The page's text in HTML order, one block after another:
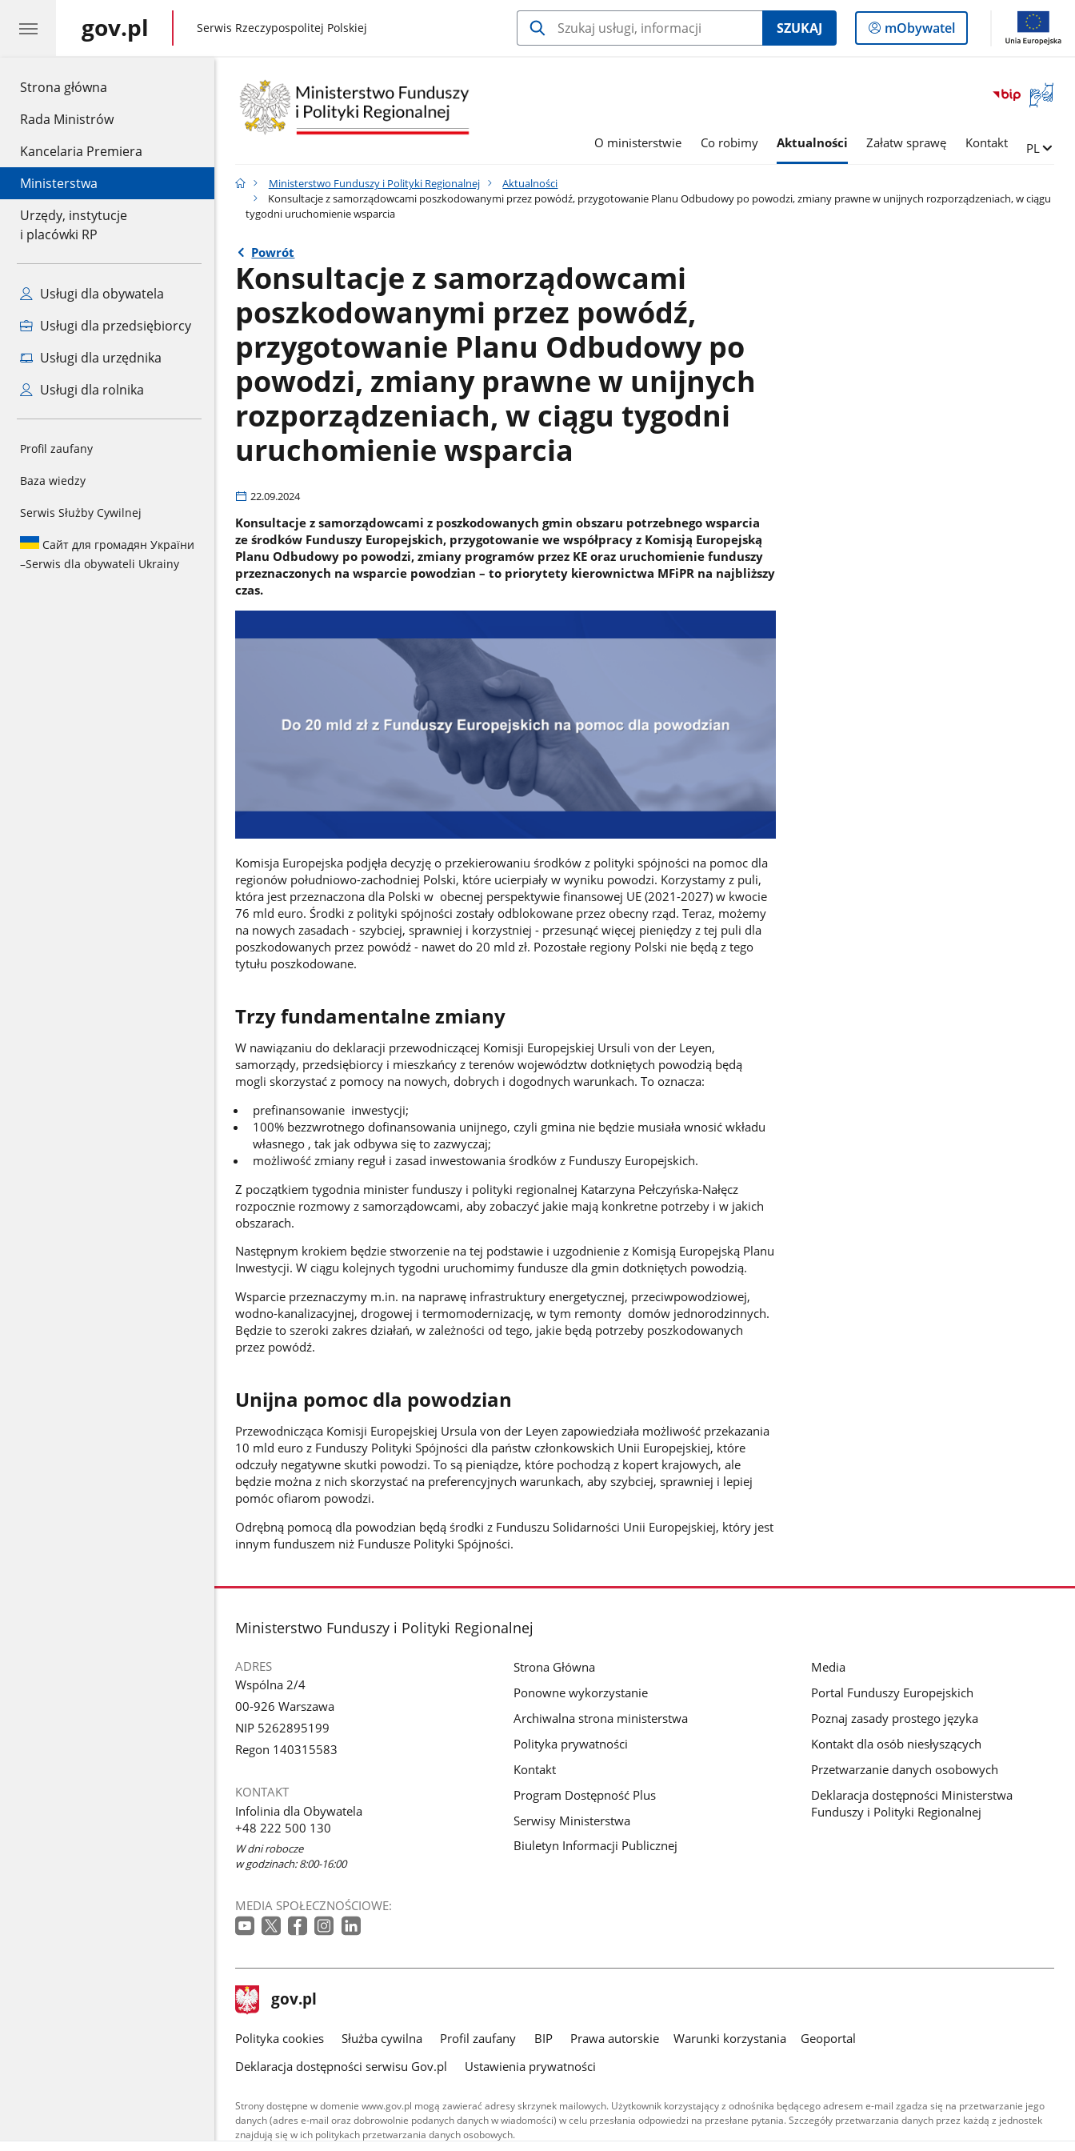
Strona główna
Rada Ministrów
Kancelaria Premiera
Ministerstwa
Urzędy, instytucje
i placówki RP
Usługi dla obywatela
Usługi dla przedsiębiorcy
Usługi dla urzędnika
Usługi dla rolnika
Profil zaufany
Baza wiedzy
Serwis Służby Cywilnej
Сайт для громадян України
–Serwis dla obywateli Ukrainy
gov.pl gov.pl
Serwis Rzeczypospolitej Polskiej SZUKAJ
Logowanie
do
mObywatel
Otwórz
okno
języka
O ministerstwie Co robimy Aktualności Załatw sprawę Kontakt Zmień
PL
Ministerstwo Funduszy i Polityki Regionalnej
Aktualności
Konsultacje z samorządowcami poszkodowanymi przez powódź, przygotowanie Planu Odbudowy po powodzi, zmiany prawne w unijnych rozporządzeniach, w ciągu
tygodni uruchomienie wsparcia
Powrót
Konsultacje z samorządowcami
poszkodowanymi przez powódź,
przygotowanie Planu Odbudowy po
powodzi, zmiany prawne w unijnych
rozporządzeniach, w ciągu tygodni
uruchomienie wsparcia
22.09.2024
Konsultacje z samorządowcami z poszkodowanych gmin obszaru potrzebnego wsparcia
ze środków Funduszy Europejskich, przygotowanie we współpracy z Komisją Europejską
Planu Odbudowy po powodzi, zmiany programów przez KE oraz uruchomienie funduszy
przeznaczonych na wsparcie powodzian – to priorytety kierownictwa MFiPR na najbliższy
czas.
Komisja Europejska podjęła decyzję o przekierowaniu środków z polityki spójności na pomoc dla
regionów południowo-zachodniej Polski, które ucierpiały w wyniku powodzi. Korzystamy z puli,
która jest przeznaczona dla Polski w obecnej perspektywie finansowej UE (2021-2027) w kwocie
76 mld euro. Środki z polityki spójności zostały odblokowane przez obecny rząd. Teraz, możemy
na nowych zasadach - szybciej, sprawniej i korzystniej - przesunąć więcej pieniędzy z tej puli dla
poszkodowanych przez powódź - nawet do 20 mld zł. Pozostałe regiony Polski nie będą z tego
tytułu poszkodowane.
Trzy fundamentalne zmiany
W nawiązaniu do deklaracji przewodniczącej Komisji Europejskiej Ursuli von der Leyen,
samorządy, przedsiębiorcy i mieszkańcy z terenów województw dotkniętych powodzią będą
mogli skorzystać z pomocy na nowych, dobrych i dogodnych warunkach. To oznacza:
prefinansowanie inwestycji;
100% bezzwrotnego dofinansowania unijnego, czyli gmina nie będzie musiała wnosić wkładu
własnego , tak jak odbywa się to zazwyczaj;
możliwość zmiany reguł i zasad inwestowania środków z Funduszy Europejskich.
Z początkiem tygodnia minister funduszy i polityki regionalnej Katarzyna Pełczyńska-Nałęcz
rozpocznie rozmowy z samorządowcami, aby zobaczyć jakie mają konkretne potrzeby i w jakich
obszarach.
Następnym krokiem będzie stworzenie na tej podstawie i uzgodnienie z Komisją Europejską Planu
Inwestycji. W ciągu kolejnych tygodni uruchomimy fundusze dla gmin dotkniętych powodzią.
Wsparcie przeznaczymy m.in. na naprawę infrastruktury energetycznej, przeciwpowodziowej,
wodno-kanalizacyjnej, drogowej i termomodernizację, w tym remonty domów jednorodzinnych.
Będzie to szeroki zakres działań, w zależności od tego, jakie będą potrzeby poszkodowanych
przez powódź.
Unijna pomoc dla powodzian
Przewodnicząca Komisji Europejskiej Ursula von der Leyen zapowiedziała możliwość przekazania
10 mld euro z Funduszy Polityki Spójności dla państw członkowskich Unii Europejskiej, które
odczuły negatywne skutki powodzi. To są pieniądze, które pochodzą z kopert krajowych, ale
będzie można z nich skorzystać na preferencyjnych warunkach, aby szybciej, sprawniej i lepiej
pomóc ofiarom powodzi.
Odrębną pomocą dla powodzian będą środki z Funduszu Solidarności Unii Europejskiej, który jest
innym funduszem niż Fundusze Polityki Spójności.
stopka
Ministerstwo Funduszy i Polityki Regionalnej
ADRES
Wspólna 2/4
00-926 Warszawa
NIP 5262895199
Regon 140315583
KONTAKT
Infolinia dla Obywatela
+48 222 500 130
W dni robocze
w godzinach: 8:00-16:00
MEDIA SPOŁECZNOŚCIOWE:
Strona Główna
Ponowne wykorzystanie
Archiwalna strona ministerstwa
Polityka prywatności
Kontakt
Program Dostępność Plus
Serwisy Ministerstwa
Biuletyn Informacji Publicznej
Media
Portal Funduszy Europejskich
Poznaj zasady prostego języka
Kontakt dla osób niesłyszących
Przetwarzanie danych osobowych
Deklaracja dostępności Ministerstwa
Funduszy i Polityki Regionalnej
stopka
gov.pl Strona
gov.pl
gov.pl
Polityka cookies Służba cywilna Profil zaufany BIP Prawa autorskie Warunki korzystania
Geoportal
Deklaracja dostępności serwisu Gov.pl
Ustawienia prywatności
Strony dostępne w domenie www.gov.pl mogą zawierać adresy skrzynek mailowych. Użytkownik korzystający z odnośnika będącego adresem e-mail zgadza się na przetwarzanie jego
danych (adres e-mail oraz dobrowolnie podanych danych w wiadomości) w celu przesłania odpowiedzi na przesłane pytania. Szczegóły przetwarzania danych przez każdą z jednostek
znajdują się w ich politykach przetwarzania danych osobowych.